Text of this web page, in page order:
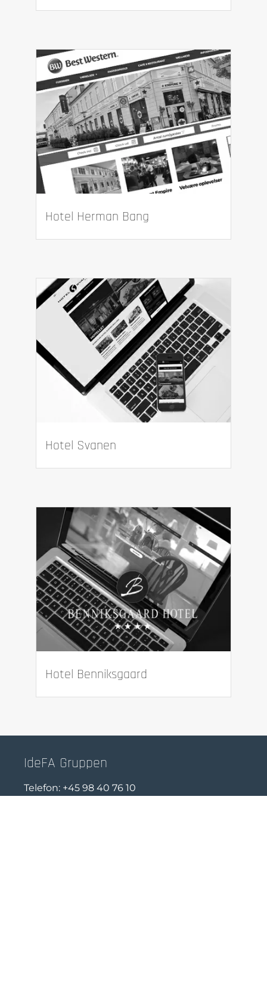
Hotel Herman Bang
Hotel Svanen
Hotel Benniksgaard
IdeFA Gruppen
Telefon: +45 98 40 76 10